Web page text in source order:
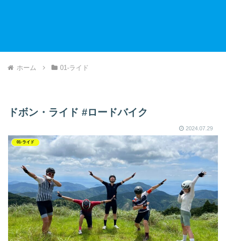
ホーム 01-ライド
ドボン・ライド #ロードバイク
2024.07.29
01-ライド